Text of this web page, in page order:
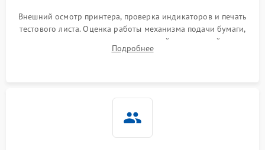
Внешний осмотр принтера, проверка индикаторов и печать
тестового листа. Оценка работы механизма подачи бумаги,
выявление посторонних шумов, замятий и первичный анализ
дефектов печати (полосы, фон, пробелы).
Подробнее